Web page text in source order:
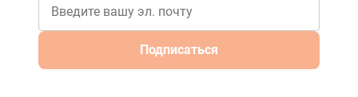
Подписаться